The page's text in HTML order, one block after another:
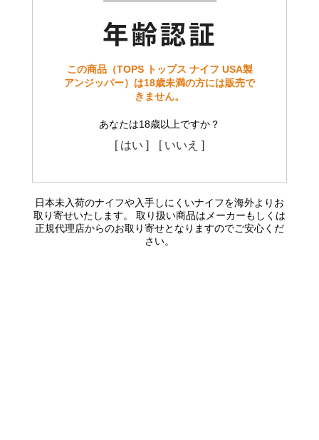
この商品（TOPS トップス ナイフ USA製
アンジッパー）は18歳未満の方には販売で
きません。
あなたは18歳以上ですか？
[ はい ] [ いいえ ]
日本未入荷のナイフや入手しにくいナイフを海外よりお
取り寄せいたします。 取り扱い商品はメーカーもしくは
正規代理店からのお取り寄せとなりますのでご安心くだ
さい。